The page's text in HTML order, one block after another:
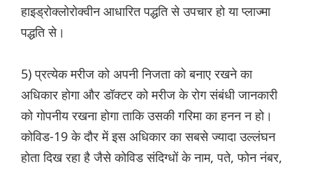
हाइड्रोक्लोरोक्वीन आधारित पद्धति से उपचार हो या प्लाज्मा
पद्धति से।
5) प्रत्येक मरीज को अपनी निजता को बनाए रखने का
अधिकार होगा और डॉक्टर को मरीज के रोग संबंधी जानकारी
को गोपनीय रखना होगा ताकि उसकी गरिमा का हनन न हो।
कोविड-19 के दौर में इस अधिकार का सबसे ज्यादा उल्लंघन
होता दिख रहा है जैसे कोविड संदिग्धों के नाम, पते, फोन नंबर,